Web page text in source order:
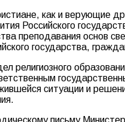
как и верующие
Российского
преподавания основ
государства,
религиозного
ситуации и
письму